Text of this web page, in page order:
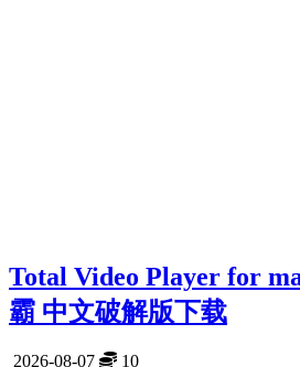
Total Video Player for
霸 中文破解版下载
2026-08-07 10